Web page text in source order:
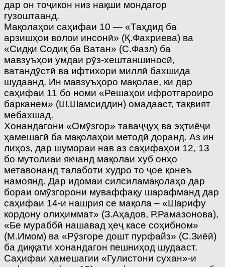
дар он тоҷикон низ нақши мондагор
гузоштаанд.
Мақолаҳои саҳифаи 10 — «Таҳдид ба
арзишҳои волои инсонӣ» (Қ.Фахриева) ва
«Сидқи Содиқ ба Ватан» (С.Фазл) ба
мавзуъҳои умдаи рӯз-хештаншиносӣ,
ватандӯстӣ ва ифтихори миллӣ бахшида
шудаанд. Ин мавзуъҳоро мақолае, ки дар
саҳифаи 11 бо номи «Решаҳои ифротгароиро
барканем» (Ш.Шамсиддин) омадааст, тақвият
мебахшад.
Хонандагони «Омӯзгор» таваҷҷуҳ ва эҳтиёҷи
ҳамешагӣ ба мақолаҳои методӣ доранд. Аз ин
лиҳоз, дар шумораи нав аз саҳифаҳои 12, 13
бо мутолиаи якчанд мақолаи хуб онҳо
метавонанд талаботи худро то ҷое қонеъ
намоянд. Дар идомаи силсиламақолаҳо дар
бораи омӯзгорони муваффақу шарафманд дар
саҳифаи 14-и нашрия се мақола – «Шарифу
кордону олиҳиммат» (З.Аҳадов, Р.Рамазонова),
«Бе мураббӣ нашавад ҳеҷ касе соҳибном»
(М.Имом) ва «Рӯзгоре дошт пурфайз» (С.Зиёӣ)
ба диққати хонандагон пешниҳод шудааст.
Саҳифаи ҳамешагии «Гулистони сухан»-и